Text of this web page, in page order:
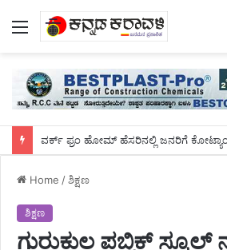
Menu
Home /ಶಿಕ್ಷಣ
ಶಿಕ್ಷಣ
ಗುರುಕುಲ ಪಬ್ಲಿಕ್